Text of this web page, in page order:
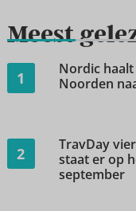
Meest
1
Nordic
Noorden
2
TravDay
staat er op
september